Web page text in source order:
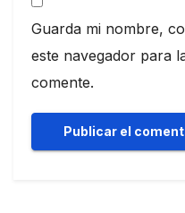
Guarda mi nombre,
este navegador para
comente.